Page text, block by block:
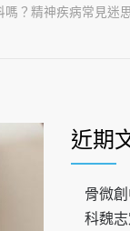
嗎？精神疾病常見迷
近期
骨微
科魏